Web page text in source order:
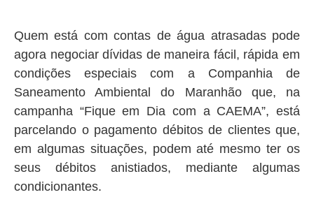
Quem está com contas de água atrasadas pode
agora negociar dívidas de maneira fácil, rápida em
condições especiais com a Companhia de
Saneamento Ambiental do Maranhão que, na
campanha “Fique em Dia com a CAEMA”, está
parcelando o pagamento débitos de clientes que,
em algumas situações, podem até mesmo ter os
seus débitos anistiados, mediante algumas
condicionantes.